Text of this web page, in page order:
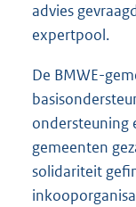
advies
expertpool.
De BMWE-
ondersteuning
gemeenten
solidariteit